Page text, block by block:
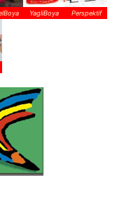
YagliBoya Perspektif